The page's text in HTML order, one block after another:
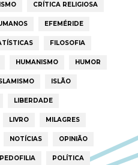
CRÍTICA RELIGIOSA
EFEMÉRIDE
FILOSOFIA
HUMANISMO HUMOR
ISLÃO
LIBERDADE
LIVRO MILAGRES
NOTÍCIAS OPINIÃO
PEDOFILIA POLÍTICA